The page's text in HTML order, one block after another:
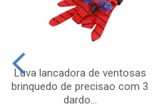
Luva lancadora de ventosas
brinquedo de precisao com 3
dardo...